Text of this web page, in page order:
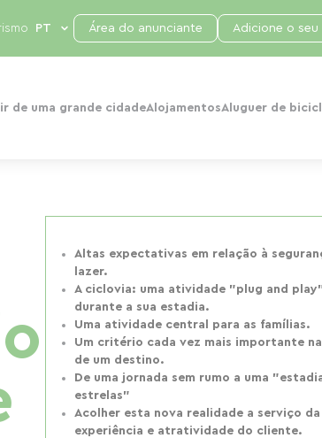
de uma grande cidadeAlojamentosAluguer de
Área do anunciante Adicione o seu
Altas expectativas em relação à
lazer.
A ciclovia: uma atividade "plug and
durante a sua estadia.
Uma atividade central para as famílias.
Um critério cada vez mais importante
de um destino.
De uma jornada sem rumo a uma
estrelas"
Acolher esta nova realidade a serviço da
experiência e atratividade do cliente.